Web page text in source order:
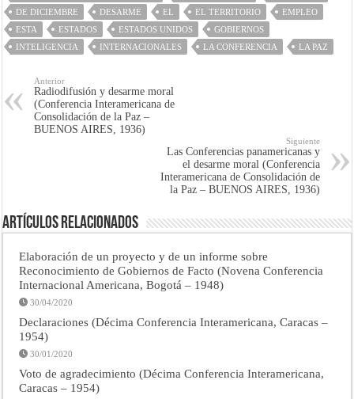
DE DICIEMBRE
DESARME EL EL TERRITORIO
EMPLEO
ESTA
ESTADOS ESTADOS UNIDOS
GOBIERNOS
INTELIGENCIA
INTERNACIONALES LA CONFERENCIA LA PAZ
Anterior
Radiodifusión y desarme moral
(Conferencia Interamericana de
Consolidación de la Paz –
BUENOS AIRES, 1936)
Siguiente
Las Conferencias panamericanas y
el desarme moral (Conferencia
Interamericana de Consolidación de
la Paz – BUENOS AIRES, 1936)
Artículos Relacionados
Elaboración de un proyecto y de un informe sobre
Reconocimiento de Gobiernos de Facto (Novena Conferencia
Internacional Americana, Bogotá – 1948)
30/04/2020
Declaraciones (Décima Conferencia Interamericana, Caracas –
1954)
30/01/2020
Voto de agradecimiento (Décima Conferencia Interamericana,
Caracas – 1954)